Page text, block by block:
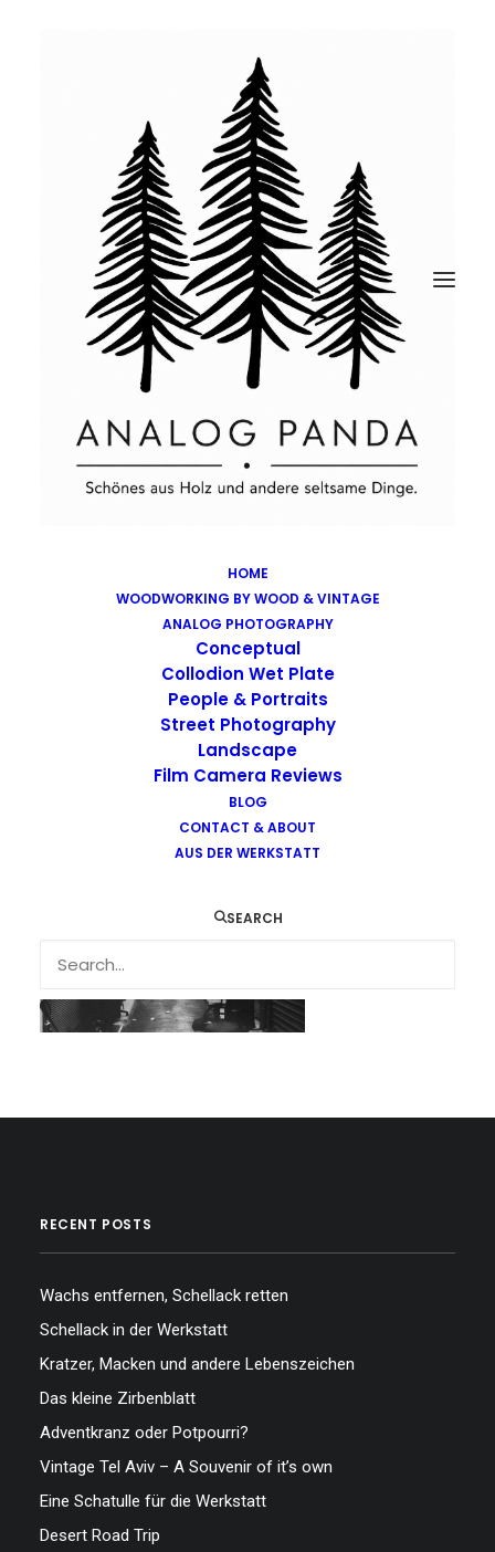
HOME
WOODWORKING BY WOOD & VINTAGE
ANALOG PHOTOGRAPHY
Conceptual
Collodion Wet Plate
People & Portraits
Street Photography
Landscape
Film Camera Reviews
BLOG
CONTACT & ABOUT
AUS DER WERKSTATT
SEARCH
Images tagged "market"
Images tagged "market"
RECENT POSTS
Wachs entfernen, Schellack retten
Schellack in der Werkstatt
Kratzer, Macken und andere Lebenszeichen
Das kleine Zirbenblatt
Adventkranz oder Potpourri?
Vintage Tel Aviv – A Souvenir of it’s own
Eine Schatulle für die Werkstatt
Desert Road Trip